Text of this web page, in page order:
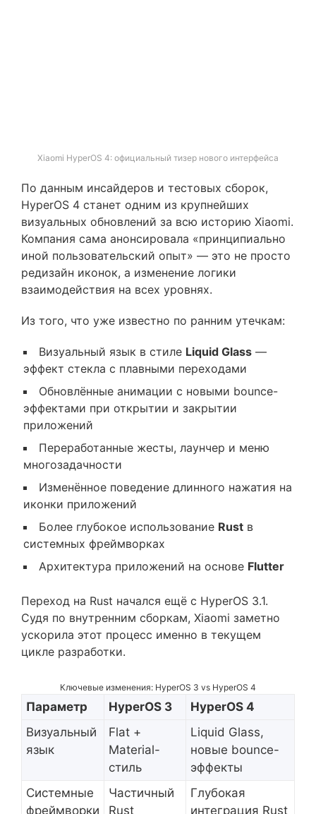
Xiaomi HyperOS 4: официальный тизер нового интерфейса
По данным инсайдеров и тестовых сборок,
HyperOS 4 станет одним из крупнейших
визуальных обновлений за всю историю Xiaomi.
Компания сама анонсировала «принципиально
иной пользовательский опыт» — это не просто
редизайн иконок, а изменение логики
взаимодействия на всех уровнях.
Из того, что уже известно по ранним утечкам:
Визуальный язык в стиле Liquid Glass —
эффект стекла с плавными переходами
Обновлённые анимации с новыми bounce-
эффектами при открытии и закрытии
приложений
Переработанные жесты, лаунчер и меню
многозадачности
Изменённое поведение длинного нажатия на
иконки приложений
Более глубокое использование Rust в
системных фреймворках
Архитектура приложений на основе Flutter
Переход на Rust начался ещё с HyperOS 3.1.
Судя по внутренним сборкам, Xiaomi заметно
ускорила этот процесс именно в текущем
цикле разработки.
Ключевые изменения: HyperOS 3 vs HyperOS 4
Параметр HyperOS 3
HyperOS 4
Визуальный
язык
Flat +
Material-
стиль
Liquid Glass,
новые bounce-
эффекты
Системные
фреймворки
Частичный
Rust
Глубокая
интеграция Rust